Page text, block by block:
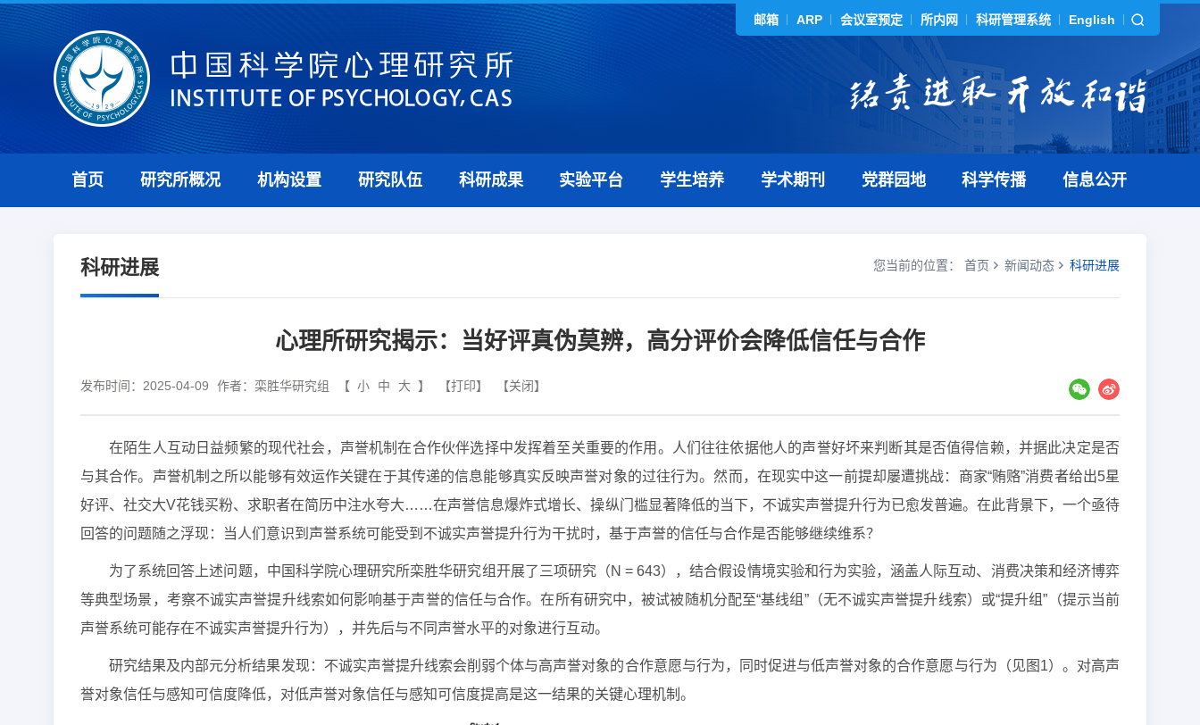
邮箱 ARP 会议室预定 所内网 科研管理系统 English
首页 研究所概况 机构设置 研究队伍 科研成果 实验平台 学生培养 学术期刊 党群园地 科学传播 信息公开
您当前的位置： 首页 新闻动态 科研进展
科研进展
心理所研究揭示：当好评真伪莫辨，高分评价会降低信任与合作
发布时间：2025-04-09 作者：栾胜华研究组 【 小 中 大 】 【打印】 【关闭】
在陌生人互动日益频繁的现代社会，声誉机制在合作伙伴选择中发挥着至关重要的作用。人们往往依据他人的声誉好坏来判断其是否值得信赖，并据此决定是否
与其合作。声誉机制之所以能够有效运作关键在于其传递的信息能够真实反映声誉对象的过往行为。然而，在现实中这一前提却屡遭挑战：商家“贿赂”消费者给出5星
好评、社交大V花钱买粉、求职者在简历中注水夸大……在声誉信息爆炸式增长、操纵门槛显著降低的当下，不诚实声誉提升行为已愈发普遍。在此背景下，一个亟待
回答的问题随之浮现：当人们意识到声誉系统可能受到不诚实声誉提升行为干扰时，基于声誉的信任与合作是否能够继续维系？
为了系统回答上述问题，中国科学院心理研究所栾胜华研究组开展了三项研究（N = 643），结合假设情境实验和行为实验，涵盖人际互动、消费决策和经济博弈
等典型场景，考察不诚实声誉提升线索如何影响基于声誉的信任与合作。在所有研究中，被试被随机分配至“基线组”（无不诚实声誉提升线索）或“提升组”（提示当前
声誉系统可能存在不诚实声誉提升行为），并先后与不同声誉水平的对象进行互动。
研究结果及内部元分析结果发现：不诚实声誉提升线索会削弱个体与高声誉对象的合作意愿与行为，同时促进与低声誉对象的合作意愿与行为（见图1）。对高声
誉对象信任与感知可信度降低，对低声誉对象信任与感知可信度提高是这一结果的关键心理机制。